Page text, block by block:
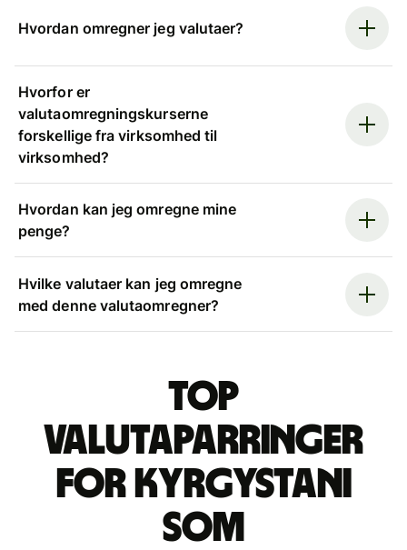
Hvordan omregner jeg valutaer?
Hvorfor er
valutaomregningskurserne
forskellige fra virksomhed til
virksomhed?
Hvordan kan jeg omregne mine
penge?
Hvilke valutaer kan jeg omregne
med denne valutaomregner?
Top
valutaparringer
for kyrgystani
som